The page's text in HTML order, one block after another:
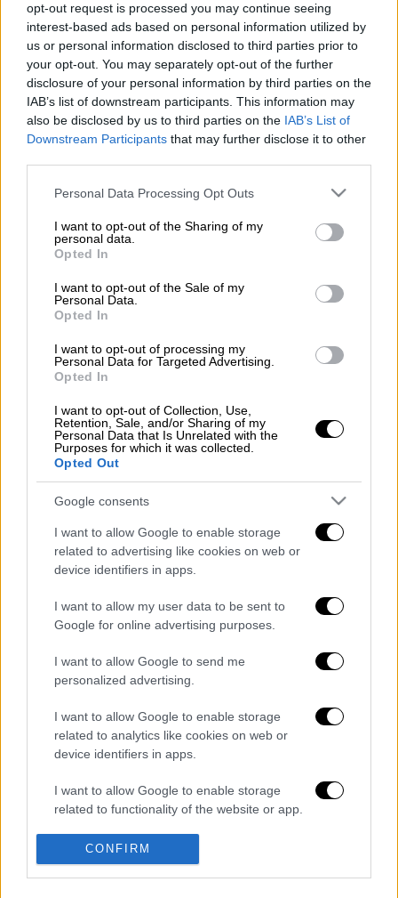
opt-out request is processed you may continue seeing
interest-based ads based on personal information utilized by
us or personal information disclosed to third parties prior to
your opt-out. You may separately opt-out of the further
disclosure of your personal information by third parties on the
IAB’s list of downstream participants. This information may
also be disclosed by us to third parties on the IAB’s List of
Downstream Participants that may further disclose it to other
Please note that this website/app uses one or more Google
not limited to your visit or usage behaviour. You may click to
grant or deny consent to Google and its third-party tags to
use your data for below specified purposes in below Google
consent section.
Personal Data Processing Opt Outs
I want to opt-out of the Sharing of my
personal data.
Opted In
I want to opt-out of the Sale of my
Personal Data.
Opted In
I want to opt-out of processing my
Personal Data for Targeted Advertising.
Opted In
I want to opt-out of Collection, Use,
Retention, Sale, and/or Sharing of my
Personal Data that Is Unrelated with the
Purposes for which it was collected.
Opted Out
Google consents
I want to allow Google to enable storage
related to advertising like cookies on web or
device identifiers in apps.
I want to allow my user data to be sent to
Google for online advertising purposes.
I want to allow Google to send me
personalized advertising.
I want to allow Google to enable storage
related to analytics like cookies on web or
device identifiers in apps.
I want to allow Google to enable storage
related to functionality of the website or app.
I want to allow Google to enable storage
related to personalization.
CONFIRM
NDP photo
Προσθέστε το ΕΘΝΟΣ στη Google
ΟΝίκος Καραγιώργηςείναι πλέον ο νέος
πρόεδρος του Σωματείου Ελλήνων
προκάτοχο της θέσης, Σπύρο Μπιμπίλα.
Τα σχολιά σας δημοσιεύονται άμεσα με δική σας ευθύνη. Το
ΕΘΝΟΣ θα παρεμβαίνει και τα προσβλητικά σχόλια θα
διαγράφονται
καταχώρηση
Διαβάστε ακόμη
Σοκαριστικό βίντεο από το τροχαίο στις
Σέρρες που σκοτώθηκαν μητέρα και γιος:
Το ΙΧ πέφτει πάνω στο φορτηγό
Νέα κλιμάκωση: Η Μόσχα δείχνει «άμεση
εμπλοκή» του ΝΑΤΟ σε επιθέσεις σε
ρωσικό έδαφος - Τα ονόματα και ο
«εγκέφαλος»
«Χρειάζομαι βοήθεια»: Η πρώτη δήλωση
του Πέρεζ Χίλτον μετά τον live
«Εσένα σ’ αρέσει αυτό;»: Η αντίδραση της
Ιουλίας Καλλιμάνη όταν της πέταξαν